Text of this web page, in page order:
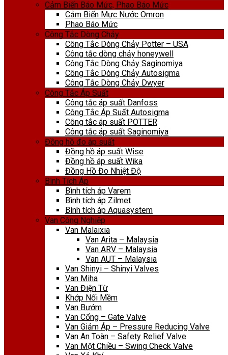
Cảm Biến Báo Mức, Phao Báo Mức
Cảm Biến Mực Nước Omron
Phao Báo Mức
Công Tắc Dòng Chảy
Công Tắc Dòng Chảy Potter – USA
Công tắc dòng chảy honeywell
Công Tắc Dòng Chảy Saginomiya
Công Tắc Dòng Chảy Autosigma
Công Tắc Dòng Chảy Dwyer
Công Tắc Áp Suất
Công tắc áp suất Danfoss
Công Tắc Áp Suất Autosigma
Công tắc áp suất POTTER
Công tắc áp suất Saginomiya
Đồng hồ đo áp suất
Đồng hồ áp suất Wise
Đồng hồ áp suất Wika
Đồng Hồ Đo Nhiệt Độ
Bình Tích Áp
Bình tích áp Varem
Bình tích áp Zilmet
Bình tích áp Aquasystem
Van Công Nghiệp
Van Malaixia
Van Arita – Malaysia
Van ARV – Malaysia
Van AUT – Malaysia
Van Shinyi – Shinyi Valves
Van Miha
Van Điện Từ
Khớp Nối Mềm
Van Bướm
Van Cổng – Gate Valve
Van Giảm Áp – Pressure Reducing Valve
Van An Toàn – Safety Relief Valve
Van Một Chiều – Swing Check Valve